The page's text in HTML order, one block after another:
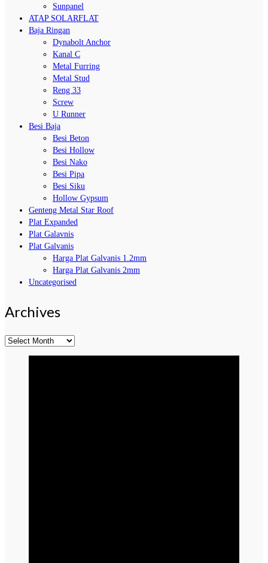
Sunpanel
ATAP SOLARFLAT
Baja Ringan
Dynabolt Anchor
Kanal C
Metal Furring
Metal Stud
Reng 33
Screw
U Runner
Besi Baja
Besi Beton
Besi Hollow
Besi Nako
Besi Pipa
Besi Siku
Hollow Gypsum
Genteng Metal Star Roof
Plat Expanded
Plat Galavnis
Plat Galvanis
Harga Plat Galvanis 1.2mm
Harga Plat Galvanis 2mm
Uncategorised
Archives
Archives